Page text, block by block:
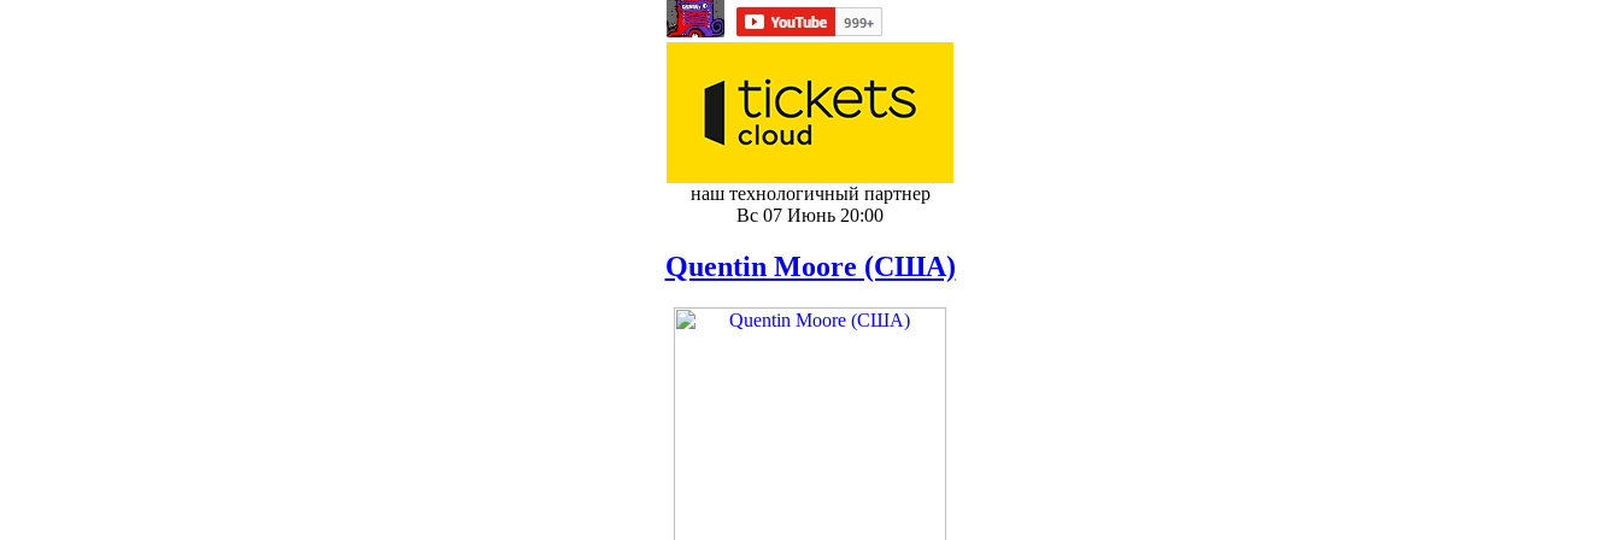
наш технологичный партнер
Вс 07 Июнь 20:00
Quentin Moore (США)